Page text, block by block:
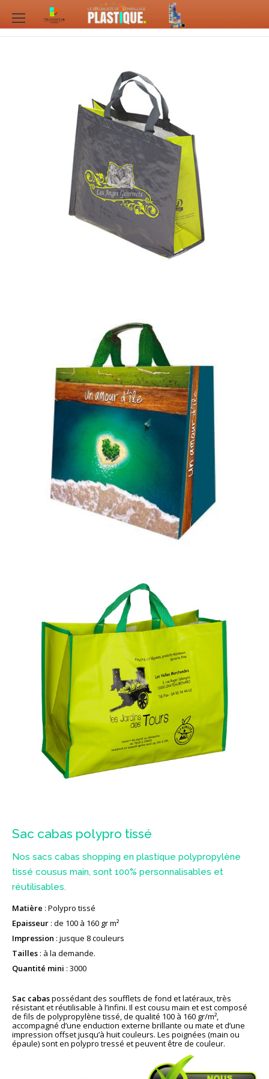
Sac cabas polypro tissé
Nos sacs cabas shopping en plastique polypropylène
tissé cousus main, sont 100% personnalisables et
réutilisables.
Matière : Polypro tissé
Epaisseur : de 100 à 160 gr m²
Impression : jusque 8 couleurs
Tailles : à la demande.
Quantité mini : 3000
Sac cabaspossédant des soufflets de fond et latéraux, très
résistant et réutilisable à l’infini. Il est cousu main et est composé
de fils de polypropylène tissé, de qualité 100 à 160 gr/m²,
accompagné d’une enduction externe brillante ou mate et d’une
impression offset jusqu’à huit couleurs. Les poignées (main ou
épaule) sont en polypro tressé et peuvent être de couleur.